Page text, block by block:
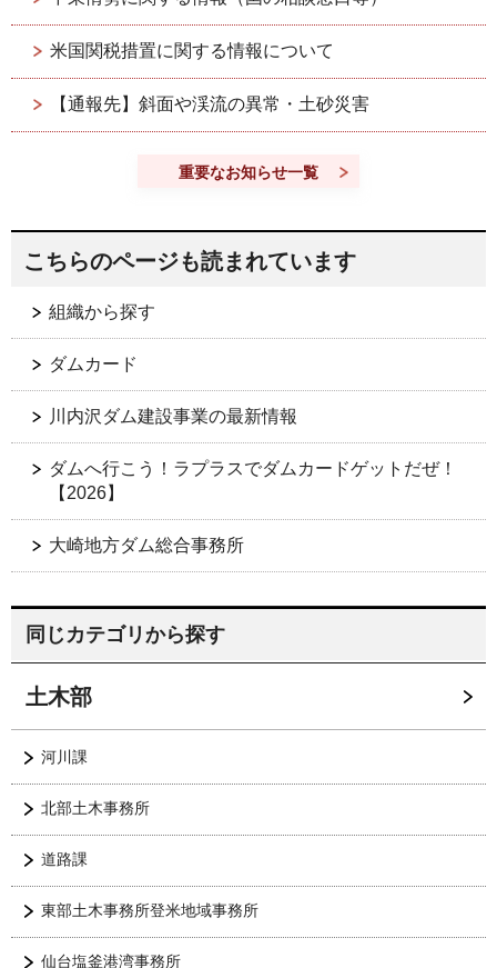
米国関税措置に関する情報について
【通報先】斜面や渓流の異常・土砂災害
重要なお知らせ一覧
こちらのページも読まれています
組織から探す
ダムカード
川内沢ダム建設事業の最新情報
ダムへ行こう！ラプラスでダムカードゲットだぜ！
【2026】
大崎地方ダム総合事務所
同じカテゴリから探す
土木部
河川課
北部土木事務所
道路課
東部土木事務所登米地域事務所
仙台塩釜港湾事務所